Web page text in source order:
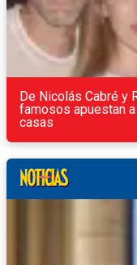
De Nicolás Cabré y
famosos apuestan
casas